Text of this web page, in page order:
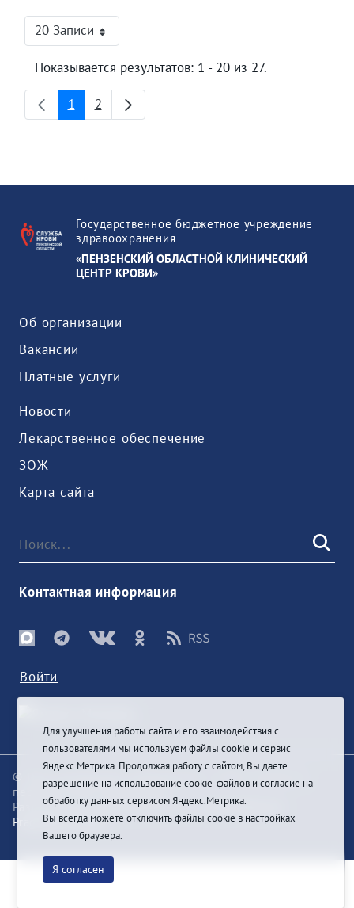
20 ЗаписиНа страницу
Показывается результатов: 1 - 20 из 27.
Страница
1 Страница
2
Государственное бюджетное учреждение
здравоохранения
«ПЕНЗЕНСКИЙ ОБЛАСТНОЙ КЛИНИЧЕСКИЙ
ЦЕНТР КРОВИ»
Об организации
Вакансии
Платные услуги
Новости
Лекарственное обеспечение
ЗОЖ
Карта сайта
Контактная информация
Войти
© При цитировании информации с сайта ссылка на
первоисточник обязательна
Разработка и техподдержка сайта Bars-Penza &
Pragmatic Studio
Для улучшения работы сайта и его взаимодействия с
пользователями мы используем файлы cookie и сервис
Яндекс.Метрика. Продолжая работу с сайтом, Вы даете
разрешение на использование cookie-файлов и согласие на
обработку данных сервисом Яндекс.Метрика.
Вы всегда можете отключить файлы cookie в настройках
Вашего браузера.
Я согласен